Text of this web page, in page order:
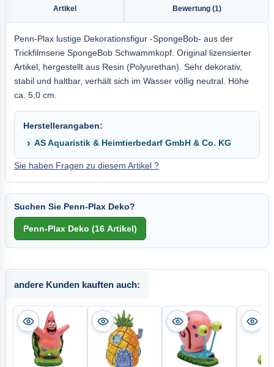
Artikel Bewertung (1)
Penn-Plax lustige Dekorationsfigur -SpongeBob- aus der
Trickfilmserie SpongeBob Schwammkopf. Original lizensierter
Artikel, hergestellt aus Resin (Polyurethan). Sehr dekorativ,
stabil und haltbar, verhält sich im Wasser völlig neutral. Höhe
ca. 5,0 cm.
Herstellerangaben:
AS Aquaristik & Heimtierbedarf GmbH & Co. KG
Sie haben Fragen zu diesem Artikel ?
Suchen Sie Penn-Plax Deko?
andere Kunden kauften auch: